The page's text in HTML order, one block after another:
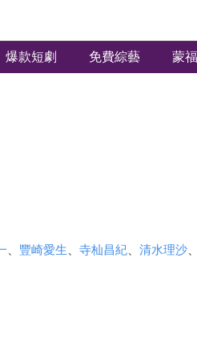
爆款短劇 免費綜藝 蒙
豐崎愛生 寺杣昌紀、 清水理沙、